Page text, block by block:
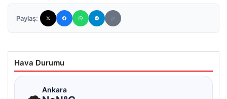
Paylaş:
Hava Durumu
Ankara